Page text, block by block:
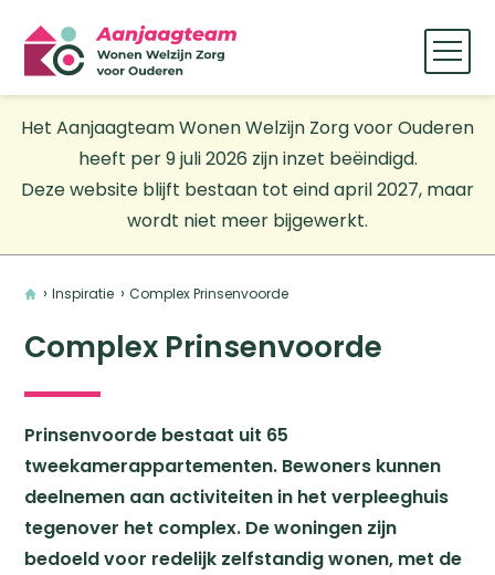
Het Aanjaagteam Wonen Welzijn Zorg voor Ouderen
heeft per 9 juli 2026 zijn inzet beëindigd.
Deze website blijft bestaan tot eind april 2027, maar
wordt niet meer bijgewerkt.
Home
Inspiratie Complex Prinsenvoorde
Complex Prinsenvoorde
Prinsenvoorde bestaat uit 65
tweekamerappartementen. Bewoners kunnen
deelnemen aan activiteiten in het verpleeghuis
tegenover het complex. De woningen zijn
bedoeld voor redelijk zelfstandig wonen, met de